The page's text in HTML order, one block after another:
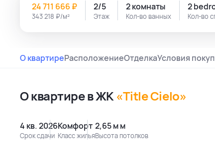
343 218 ₽/м²
24 711 666 ₽
Этаж
2/5
Кол-во ванных
2 комнаты
Кол-во
2
О квартиреРасположениеОтделкаУсловия
О квартире в ЖК «Title Cielo»
4 кв. 2026
Срок сдачи
Комфорт
Класс жилья
2,65 м м
Высота потолков